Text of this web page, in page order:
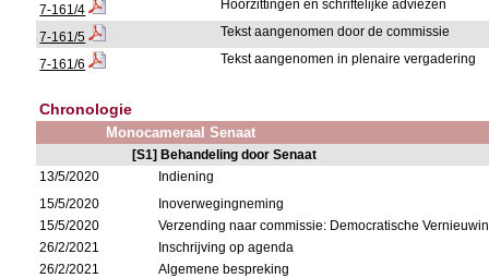
7-161/4 Hoorzittingen en schriftelijke adviezen
7-161/5 Tekst aangenomen door de commissie
7-161/6 Tekst aangenomen in plenaire vergadering
Chronologie
Monocameraal Senaat
[S1] Behandeling door Senaat
13/5/2020
Indiening
15/5/2020
Inoverwegingneming
15/5/2020
Verzending naar commissie: Democratische
26/2/2021
Inschrijving op agenda
26/2/2021
Algemene bespreking